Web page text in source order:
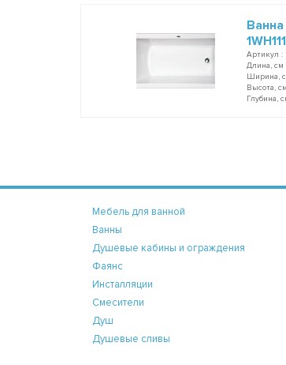
Артикул :
Длина, см
Ширина,
Высота,
Глубина,
Мебель для ванной
Ванны
Душевые кабины и ограждения
Фаянс
Инсталляции
Смесители
Душ
Душевые сливы